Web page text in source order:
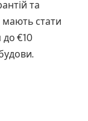
та
мають стати
€10